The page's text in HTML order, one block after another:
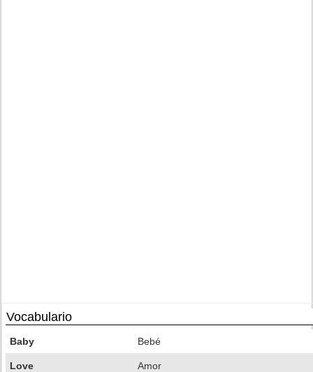
Vocabulario
Baby Bebé
Love Amor